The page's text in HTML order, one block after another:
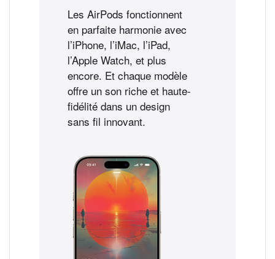
Les AirPods fonctionnent
en parfaite harmonie avec
l’iPhone, l’iMac, l’iPad,
l’Apple Watch, et plus
encore. Et chaque modèle
offre un son riche et haute-
fidélité dans un design
sans fil innovant.